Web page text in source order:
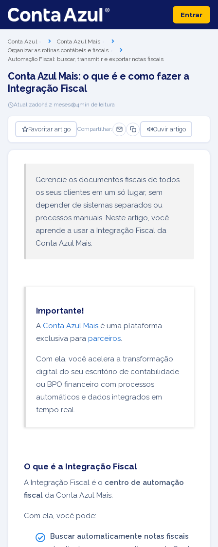
Entrar
Conta Azul
Conta Azul Mais
Organizar as rotinas contábeis e fiscais
Automação Fiscal: buscar, transmitir e exportar notas fiscais
Conta Azul Mais: o que é e como fazer a
Integração Fiscal
Atualizadohá 2 meses 4min de leitura
Favoritar artigo Compartilhar: Ouvir artigo
Gerencie os documentos fiscais de todos
os seus clientes em um só lugar, sem
depender de sistemas separados ou
processos manuais. Neste artigo, você
aprende a usar a Integração Fiscal da
Conta Azul Mais.
Importante!
A Conta Azul Mais é uma plataforma
exclusiva para parceiros.
Com ela, você acelera a transformação
digital do seu escritório de contabilidade
ou BPO financeiro com processos
automáticos e dados integrados em
tempo real.
O que é a Integração Fiscal
A Integração Fiscal é o centro de automação
fiscal da Conta Azul Mais.
Com ela, você pode:
Buscar automaticamente notas fiscais